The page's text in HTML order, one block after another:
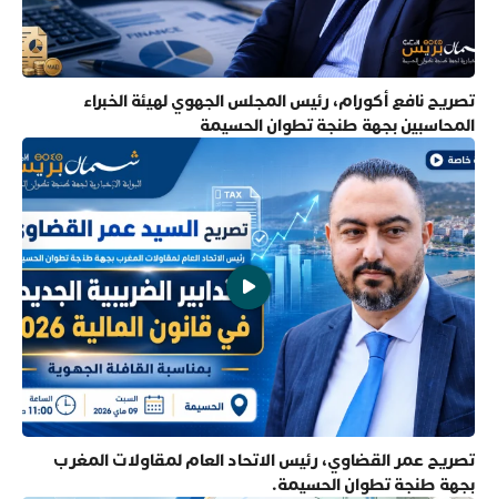
تصريح نافع أكورام، رئيس المجلس الجهوي لهيئة الخبراء
المحاسبين بجهة طنجة تطوان الحسيمة
تصريح عمر القضاوي، رئيس الاتحاد العام لمقاولات المغرب
بجهة طنجة تطوان الحسيمة.